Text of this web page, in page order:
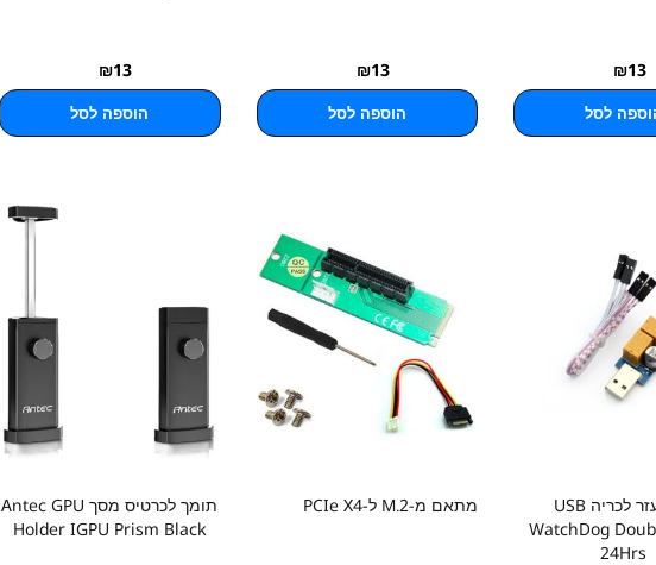
₪13
לסל
₪13
הוספה לסל
₪13
הוספה לסל
ציוד עזר לכריה USB
WatchDog
24Hrs
מתאם מ-M.2 ל-PCIe X4
תומך לכרטיס מסך Antec GPU
Holder IGPU Prism Black